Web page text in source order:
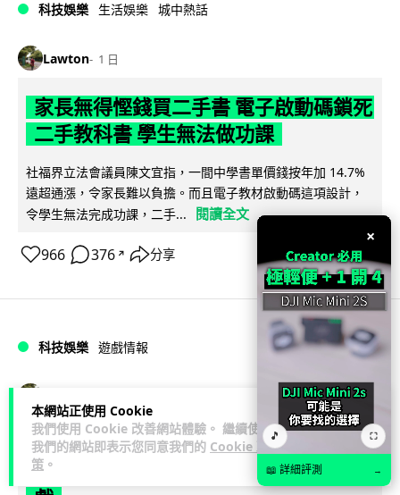
本網站正使用 Cookie
我們使用 Cookie 改善網站體驗。 繼續使用
我們的網站即表示您同意我們的 Cookie 政
策 。
科技娛樂 生活娛樂 城中熱話
Lawton 1 日
家長無得慳錢買二手書 電子啟動碼鎖死
二手教科書 學生無法做功課
社福界立法會議員陳文宜指，一間中學書單價錢按年加 14.7%
遠超通漲，令家長難以負擔。而且電子教材啟動碼這項設計，
令學生無法完成功課，二手...
閱讀全文
966 376 ↗ 分享
科技娛樂 遊戲情報
PlayStation 確認停產實體光碟 包裝印
出重要通告 2028 年 1 月後不出光碟遊
×
🎵 ⛶
📖 詳細評測 →